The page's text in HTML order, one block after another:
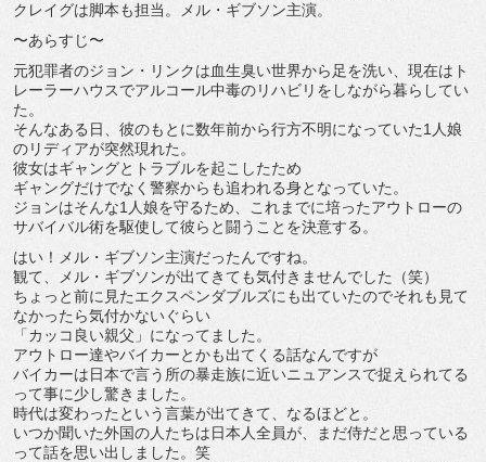
クレイグは脚本も担当。メル・ギブソン主演。
〜あらすじ〜
元犯罪者のジョン・リンクは血生臭い世界から足を洗い、現在はト
レーラーハウスでアルコール中毒のリハビリをしながら暮らしてい
た。
そんなある日、彼のもとに数年前から行方不明になっていた1人娘
のリディアが突然現れた。
彼女はギャングとトラブルを起こしたため
ギャングだけでなく警察からも追われる身となっていた。
ジョンはそんな1人娘を守るため、これまでに培ったアウトローの
サバイバル術を駆使して彼らと闘うことを決意する。
はい！メル・ギブソン主演だったんですね。
観て、メル・ギブソンが出てきても気付きませんでした（笑）
ちょっと前に見たエクスペンダブルズにも出ていたのでそれも見て
なかったら気付かないぐらい
「カッコ良い親父」になってました。
アウトロー達やバイカーとかも出てくる話なんですが
バイカーは日本で言う所の暴走族に近いニュアンスで捉えられてる
って事に少し驚きました。
時代は変わったという言葉が出てきて、なるほどと。
いつか聞いた外国の人たちは日本人全員が、まだ侍だと思っている
って話を思い出しました。笑